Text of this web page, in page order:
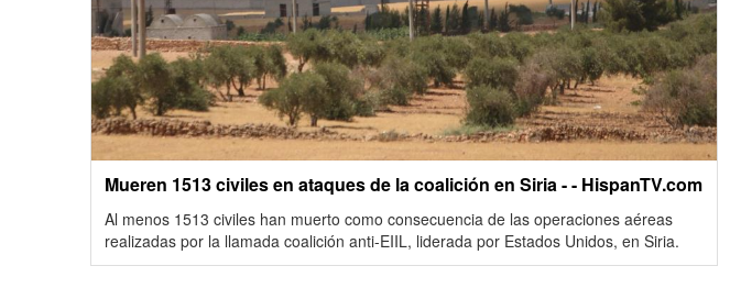
Mueren 1513 civiles en ataques de la coalición en Siria - - HispanTV.com
Al menos 1513 civiles han muerto como consecuencia de las operaciones aéreas
realizadas por la llamada coalición anti-EIIL, liderada por Estados Unidos, en Siria.